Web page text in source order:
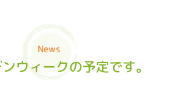
News
ウィークの予定です。